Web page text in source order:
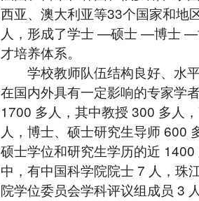
西亚、澳大利亚等33个国家和地
人，形成了学士 —硕士 —博士 —
才培养体系。
学校教师队伍结构良好、水
在国内外具有一定影响的专家学
1700 多人，其中教授 300 多人
人，博士、硕士研究生导师 600
硕士学位和研究生学历的近
中，有中国科学院院士 7 人，珠
院学位委员会学科评议组成员 3